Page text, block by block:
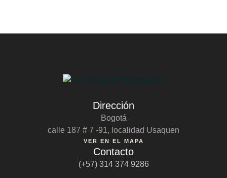
Dirección
Bogotá
calle 187 # 7 -91, localidad Usaquen
VER EN EL MAPA
Contacto
(+57) 314 374 9286